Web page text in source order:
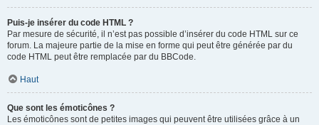
Puis-je insérer du code HTML ?
Par mesure de sécurité, il n’est pas possible d’insérer du code HTML sur ce
forum. La majeure partie de la mise en forme qui peut être générée par du
code HTML peut être remplacée par du BBCode.
Haut
Que sont les émoticônes ?
Les émoticônes sont de petites images qui peuvent être utilisées grâce à un